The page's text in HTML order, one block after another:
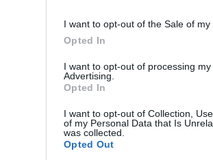
I want to opt-out of the Sale of my
Opted In
I want to opt-out of processing
Advertising.
Opted In
I want to opt-out of Collection,
of my Personal Data that Is
was collected.
Opted Out
την ακριβή χαρτογράφηση,
σε πραγματικό χρόνο, τους 3D χάρτες, τις
επίσης τον έλεγχο εξ αποστάσεως της
του. Το νέο σύστημα είναι συμβατό
απρόσκοπτη συνδεσιμότητα σε οδηγό και
Navara μπορείτε